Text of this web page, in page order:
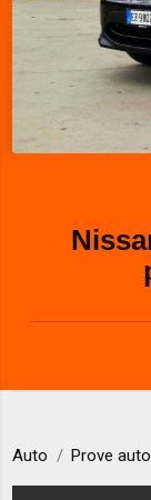
Auto Prove auto